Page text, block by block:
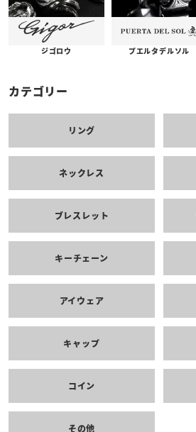
ジゴロウ プエルタデルソル
カテゴリー
リング
ネックレス
ブレスレット
キーチェーン
アイウェア
キャップ
コイン
その他